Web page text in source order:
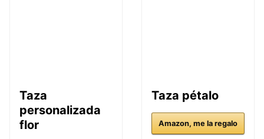
Taza
personalizada
flor
Taza pétalo
Amazon, me la regalo